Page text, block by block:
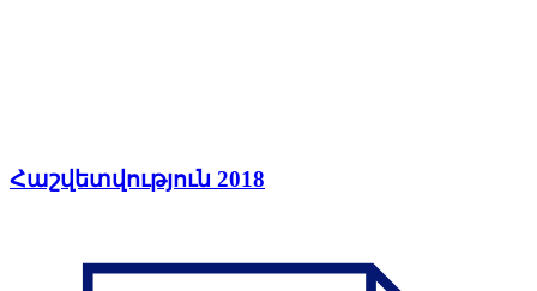
Հաշվետվություն 2018